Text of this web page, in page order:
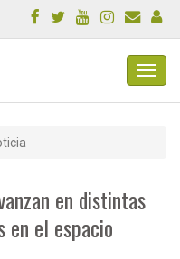
en distintas
en el espacio